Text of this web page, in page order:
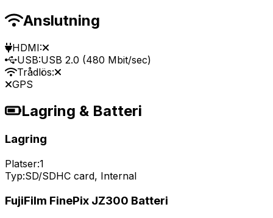
Anslutning
HDMI:
USB:USB 2.0 (480 Mbit/sec)
Trådlös:
GPS
Lagring & Batteri
Lagring
Platser:1
Typ:SD/SDHC card, Internal
FujiFilm FinePix JZ300 Batteri